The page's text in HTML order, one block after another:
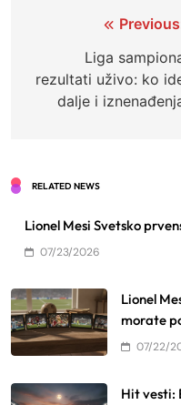
navigation
Liga
rezultati uživo: ko
dalje i
RELATED NEWS
Lionel Mesi Svetsko
07/23/2026
Lionel
morate
07/22/
Hit vesti: